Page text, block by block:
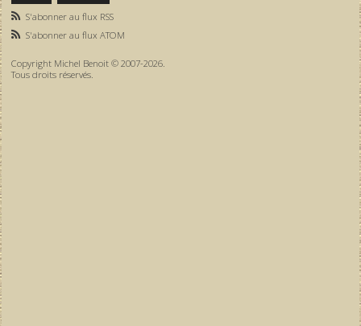
S'abonner au flux RSS
S'abonner au flux ATOM
Copyright Michel Benoit © 2007-2026.
Tous droits réservés.